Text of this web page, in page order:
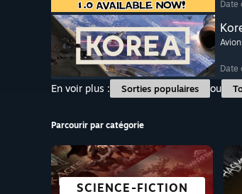
Date
Date
En voir plus :
Sorties populaires ou
Parcourir par catégorie
SCIENCE-FICTION